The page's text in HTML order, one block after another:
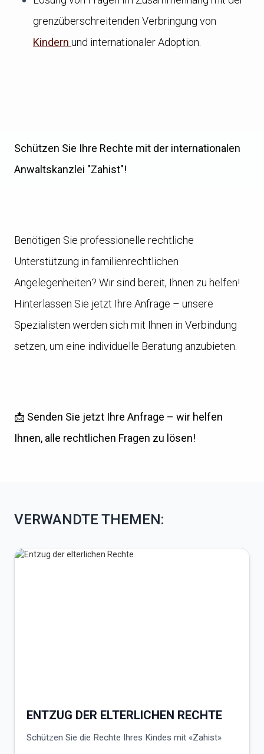
grenzüberschreitenden Verbringung von
Kindern und internationaler Adoption.
Schützen Sie Ihre Rechte mit der internationalen
Anwaltskanzlei "Zahist"!
Benötigen Sie professionelle rechtliche
Unterstützung in familienrechtlichen
Angelegenheiten? Wir sind bereit, Ihnen zu helfen!
Hinterlassen Sie jetzt Ihre Anfrage – unsere
Spezialisten werden sich mit Ihnen in Verbindung
setzen, um eine individuelle Beratung anzubieten.
📩 Senden Sie jetzt Ihre Anfrage – wir helfen
Ihnen, alle rechtlichen Fragen zu lösen!
VERWANDTE THEMEN:
ENTZUG DER ELTERLICHEN RECHTE
Schützen Sie die Rechte Ihres Kindes mit «Zahist»